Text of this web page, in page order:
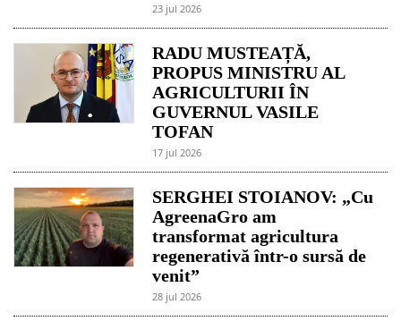
23 jul 2026
RADU MUSTEAȚĂ,
PROPUS MINISTRU AL
AGRICULTURII ÎN
GUVERNUL VASILE
TOFAN
17 jul 2026
SERGHEI STOIANOV: „Cu
AgreenaGro am
transformat agricultura
regenerativă într-o sursă de
venit”
28 jul 2026